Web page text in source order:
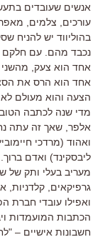
אנשים שעובדים
בהוליווד יש להניח
נכבד מהם. עם חלקם
אחד הוא צעק,
אחד הוא הרס את
הצעה והוא מעולם לא
אלפר, שאך זה עתה
ואהוד (מרדכי
ליבסקינד) ואדם
מעריב בעלי ותק של
גרפיקאים, קלדניות,
ואפילו עובדי חברת
הכתבות המועמדות
חשבונות אישיים –